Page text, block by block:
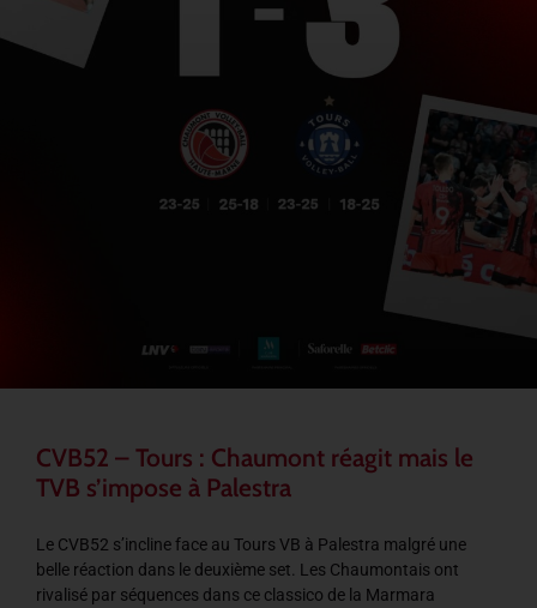
CVB52 – Tours : Chaumont réagit mais le
TVB s’impose à Palestra
Le CVB52 s’incline face au Tours VB à Palestra malgré une
belle réaction dans le deuxième set. Les Chaumontais ont
rivalisé par séquences dans ce classico de la Marmara